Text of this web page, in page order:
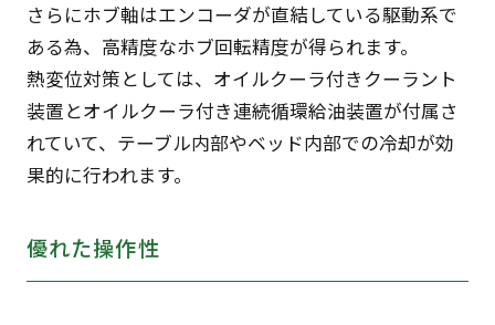
さらにホブ軸はエンコーダが直結している駆動系で
ある為、高精度なホブ回転精度が得られます。
熱変位対策としては、オイルクーラ付きクーラント
装置とオイルクーラ付き連続循環給油装置が付属さ
れていて、テーブル内部やベッド内部での冷却が効
果的に行われます。
優れた操作性